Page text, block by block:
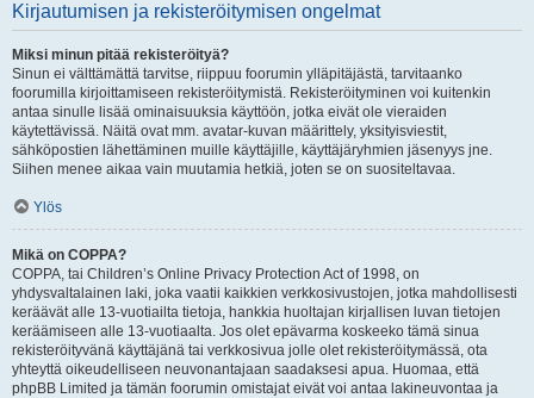
Kirjautumisen ja rekisteröitymisen ongelmat
Miksi minun pitää rekisteröityä?
Sinun ei välttämättä tarvitse, riippuu foorumin ylläpitäjästä, tarvitaanko
foorumilla kirjoittamiseen rekisteröitymistä. Rekisteröityminen voi kuitenkin
antaa sinulle lisää ominaisuuksia käyttöön, jotka eivät ole vieraiden
käytettävissä. Näitä ovat mm. avatar-kuvan määrittely, yksityisviestit,
sähköpostien lähettäminen muille käyttäjille, käyttäjäryhmien jäsenyys jne.
Siihen menee aikaa vain muutamia hetkiä, joten se on suositeltavaa.
Ylös
Mikä on COPPA?
COPPA, tai Children’s Online Privacy Protection Act of 1998, on
yhdysvaltalainen laki, joka vaatii kaikkien verkkosivustojen, jotka mahdollisesti
keräävät alle 13-vuotiailta tietoja, hankkia huoltajan kirjallisen luvan tietojen
keräämiseen alle 13-vuotiaalta. Jos olet epävarma koskeeko tämä sinua
rekisteröityvänä käyttäjänä tai verkkosivua jolle olet rekisteröitymässä, ota
yhteyttä oikeudelliseen neuvonantajaan saadaksesi apua. Huomaa, että
phpBB Limited ja tämän foorumin omistajat eivät voi antaa lakineuvontaa ja